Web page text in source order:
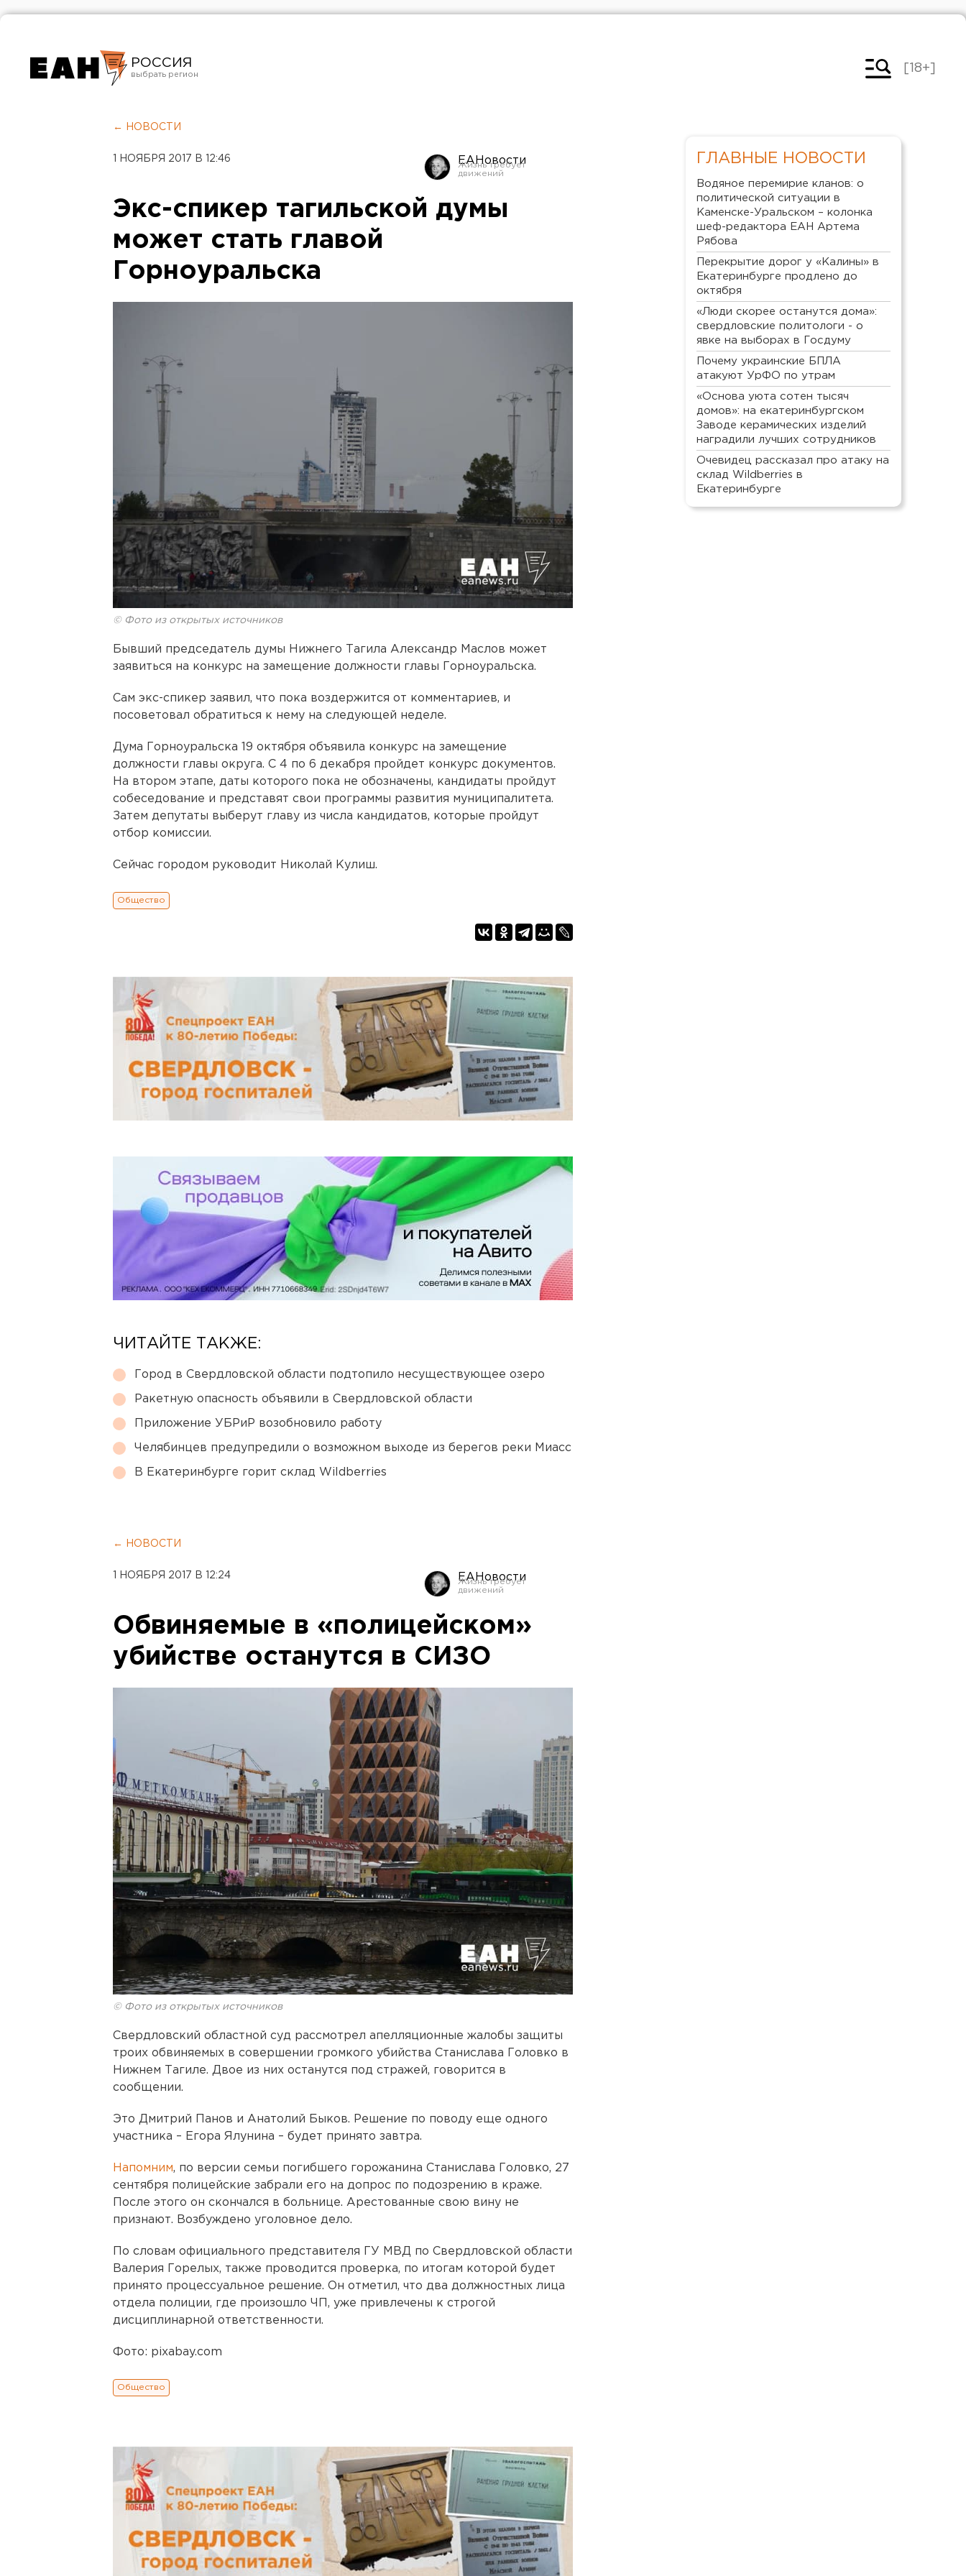
РОССИЯ
Челябинск
[18+]
← НОВОСТИ
1 НОЯБРЯ 2017 В 12:46 ЕАНовости
Экс-спикер тагильской думы
может стать главой
Горноуральска
© Фото из открытых источников
Бывший председатель думы Нижнего Тагила Александр Маслов может
заявиться на конкурс на замещение должности главы Горноуральска.
Сам экс-спикер заявил, что пока воздержится от комментариев, и
посоветовал обратиться к нему на следующей неделе.
Дума Горноуральска 19 октября объявила конкурс на замещение
должности главы округа. С 4 по 6 декабря пройдет конкурс документов.
На втором этапе, даты которого пока не обозначены, кандидаты пройдут
собеседование и представят свои программы развития муниципалитета.
Затем депутаты выберут главу из числа кандидатов, которые пройдут
отбор комиссии.
Сейчас городом руководит Николай Кулиш.
Общество
ЧИТАЙТЕ ТАКЖЕ:
Город в Свердловской области подтопило несуществующее озеро
Ракетную опасность объявили в Свердловской области
Приложение УБРиР возобновило работу
Челябинцев предупредили о возможном выходе из берегов реки Миасс
В Екатеринбурге горит склад Wildberries
← НОВОСТИ
1 НОЯБРЯ 2017 В 12:24 ЕАНовости
Обвиняемые в «полицейском»
убийстве останутся в СИЗО
© Фото из открытых источников
Свердловский областной суд рассмотрел апелляционные жалобы защиты
троих обвиняемых в совершении громкого убийства Станислава Головко в
Нижнем Тагиле. Двое из них останутся под стражей, говорится в
сообщении.
Это Дмитрий Панов и Анатолий Быков. Решение по поводу еще одного
участника – Егора Ялунина – будет принято завтра.
Напомним, по версии семьи погибшего горожанина Станислава Головко, 27
сентября полицейские забрали его на допрос по подозрению в краже.
После этого он скончался в больнице. Арестованные свою вину не
признают. Возбуждено уголовное дело.
По словам официального представителя ГУ МВД по Свердловской области
Валерия Горелых, также проводится проверка, по итогам которой будет
принято процессуальное решение. Он отметил, что два должностных лица
отдела полиции, где произошло ЧП, уже привлечены к строгой
дисциплинарной ответственности.
Фото: pixabay.com
Общество
ГЛАВНЫЕ НОВОСТИ
Водяное перемирие кланов: о
политической ситуации в
Каменске-Уральском – колонка
шеф-редактора ЕАН Артема
Рябова
Перекрытие дорог у «Калины» в
Екатеринбурге продлено до
октября
«Люди скорее останутся дома»:
свердловские политологи - о
явке на выборах в Госдуму
Почему украинские БПЛА
атакуют УрФО по утрам
«Основа уюта сотен тысяч
домов»: на екатеринбургском
Заводе керамических изделий
наградили лучших сотрудников
Очевидец рассказал про атаку на
склад Wildberries в
Екатеринбурге